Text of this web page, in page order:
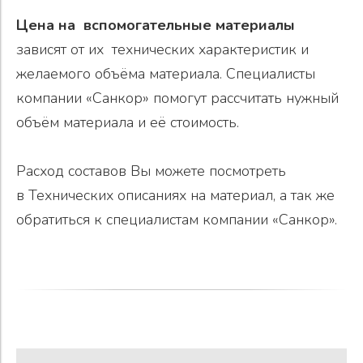
Цена на вспомогательные материалы
зависят от их технических характеристик и
желаемого объёма материала. Специалисты
компании «Санкор» помогут рассчитать нужный
объём материала и её стоимость.
Расход составов Вы можете посмотреть
в Технических описаниях на материал, а так же
обратиться к специалистам компании «Санкор».